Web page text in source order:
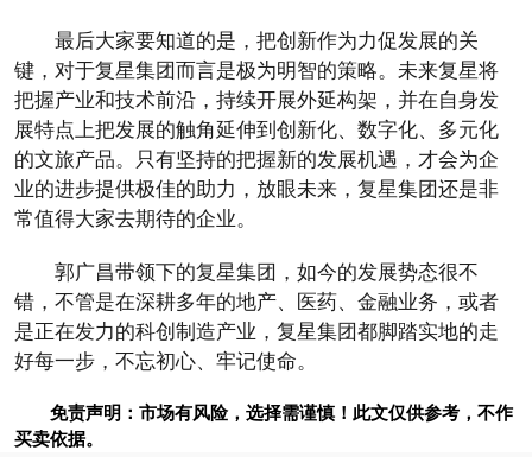
最后大家要知道的是，把创新作为力促发展的关
键，对于复星集团而言是极为明智的策略。未来复星将
把握产业和技术前沿，持续开展外延构架，并在自身发
展特点上把发展的触角延伸到创新化、数字化、多元化
的文旅产品。只有坚持的把握新的发展机遇，才会为企
业的进步提供极佳的助力，放眼未来，复星集团还是非
常值得大家去期待的企业。
郭广昌带领下的复星集团，如今的发展势态很不
错，不管是在深耕多年的地产、医药、金融业务，或者
是正在发力的科创制造产业，复星集团都脚踏实地的走
好每一步，不忘初心、牢记使命。
免责声明：市场有风险，选择需谨慎！此文仅供参考，不作
买卖依据。